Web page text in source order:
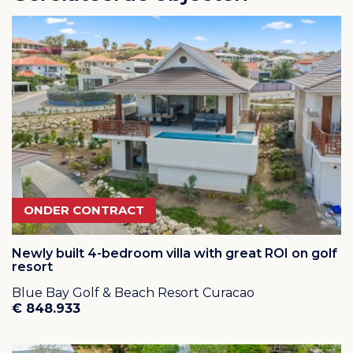
Blue Bay Curacao golfbaan
Alle woningen en kavels zijn gesitueerd rond de 18-
holes golfbaan. Deze uitdagende golfbaan staat
bekend om haar spectaculaire locatie en de prachtige
uitzichten. De baan is zelfs voor de geoefende speler
een uitdaging dankzij het ontwerp, de altijd aanwezige
passaatwind en diverse holes waarbij u over of net
naast de Caribische zee uw afslag maakt. Omdat het
weer op Curacao altijd goed is, is de golfbaan het
gehele jaar geopend. De baan heeft een mooie
driving range en putting green, een pro-shop met
uitgebreid assortiment en een prachtig clubhuis in het
Van palmbomen, azuurblauw water en tropische
ONDER CONTRACT
Newly built 4-bedroom villa with great ROI on golf
resort
Blue Bay Golf & Beach Resort Curacao
€ 848.933